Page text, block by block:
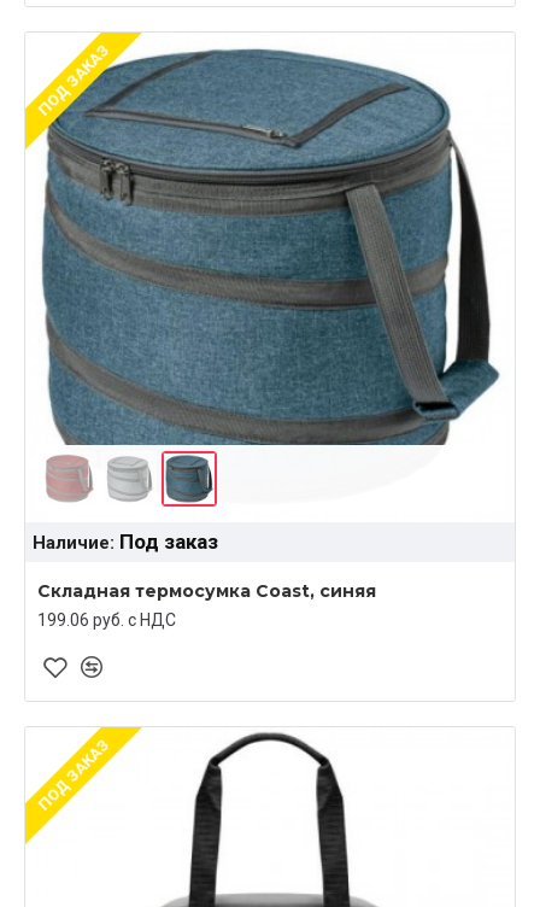
ПОД ЗАКАЗ
Наличие: Под заказ
Складная термосумка Coast, синяя
199.06 руб. c НДС
ПОД ЗАКАЗ